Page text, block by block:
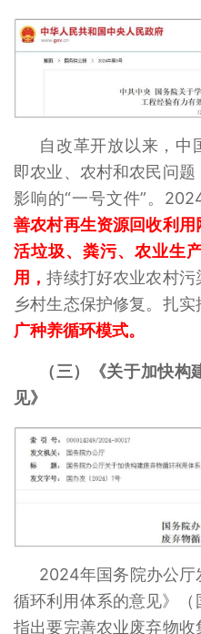
自改革开放以来，中
即农业、农村和农民问
影响的“一号文件”。
善农村再生资源回收利
活垃圾、粪污、农业生
用，持续打好农业农村
乡村生态保护修复。扎实
广种养循环模式。
（三）《关于加快
见》
2024年国务院办公厅
循环利用体系的意见》
指出要完善农业废弃物收